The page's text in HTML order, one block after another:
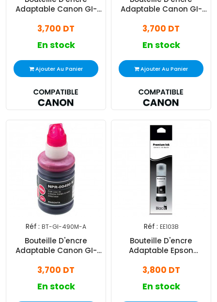
Adaptable Canon GI-
3,700 DT
En stock
Ajouter Au Panier
Adaptable Canon GI-
3,700 DT
En stock
Ajouter Au Panier
Réf : BT-GI-490M-A
Bouteille D'encre
Adaptable Canon GI-
3,700 DT
En stock
Réf : EE103B
Bouteille D'encre
Adaptable Epson
70 ml Noir
3,800 DT
En stock